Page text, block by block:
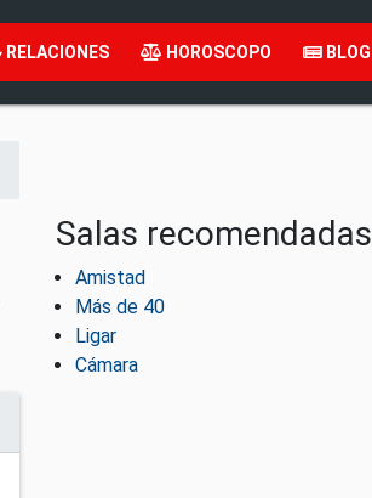
RELACIONES HOROSCOPO BLOG
Salas recomendadas
Amistad
Más de 40
Ligar
Cámara